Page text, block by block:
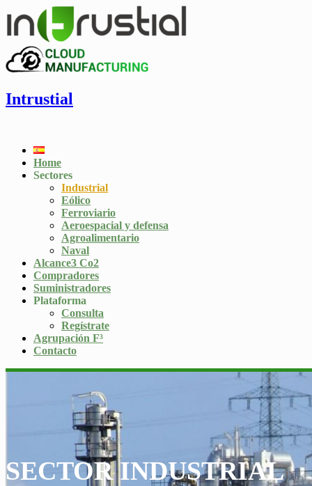
Intrustial
Home
Sectores
Industrial
Eólico
Ferroviario
Aeroespacial y defensa
Agroalimentario
Naval
Alcance3 Co2
Compradores
Suministradores
Plataforma
Consulta
Regístrate
Agrupación F³
Contacto
SECTOR INDUSTRIAL